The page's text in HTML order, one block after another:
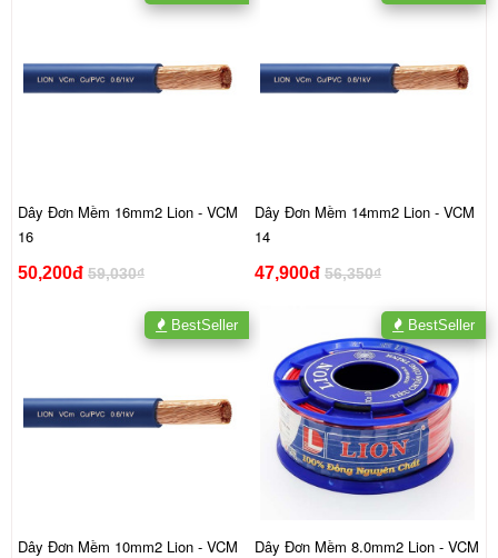
Dây Đơn Mềm 16mm2 Lion - VCM
16
50,200đ 59,030₫
Dây Đơn Mềm 14mm2 Lion - VCM
14
47,900đ 56,350₫
Dây Đơn Mềm 10mm2 Lion - VCM
BestSeller
Dây Đơn Mềm 8.0mm2 Lion - VCM
BestSeller